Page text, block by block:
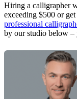
Hiring a calligrapher
exceeding $500 or
professional
by our studio below –